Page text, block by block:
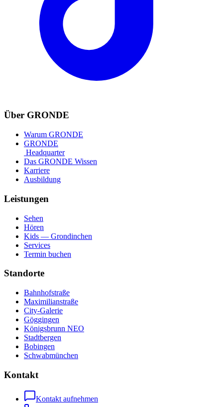
Über GRONDE
Warum GRONDE
GRONDE
Headquarter
Das GRONDE Wissen
Karriere
Ausbildung
Leistungen
Sehen
Hören
Kids — Grondinchen
Services
Termin buchen
Standorte
Bahnhofstraße
Maximilianstraße
City-Galerie
Göggingen
Königsbrunn NEO
Stadtbergen
Bobingen
Schwabmünchen
Kontakt
Kontakt aufnehmen